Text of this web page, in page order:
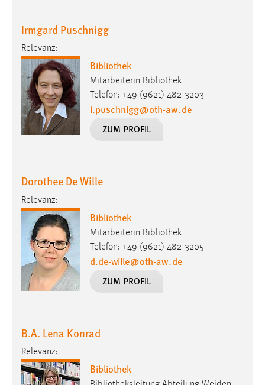
Irmgard Puschnigg
Relevanz:
Bibliothek
Mitarbeiterin Bibliothek
Telefon: +49 (9621) 482-3203
i.puschnigg@oth-aw.de
ZUM PROFIL
Dorothee De Wille
Relevanz:
Bibliothek
Mitarbeiterin Bibliothek
Telefon: +49 (9621) 482-3205
d.de-wille@oth-aw.de
ZUM PROFIL
B.A. Lena Konrad
Relevanz:
Bibliothek
site-language-preference
Zweck:
Das Cookie speichert die gewählte Sprache der Website.
Cookie Laufzeit:
30 Tage
Name:
chat-frame-style-5e9dbeb1811c0446
Zweck:
Wird benötigt um die Chatfunktion nutzen zu können.
Cookie Laufzeit:
MibewSessionID, mibew-chat-frame-style-
5e9dbeb1811c0446 = Sitzungslaufzeit, mibew_locale = 3
Login
Name:
fe_user, be_user, be_lastLoginProvider